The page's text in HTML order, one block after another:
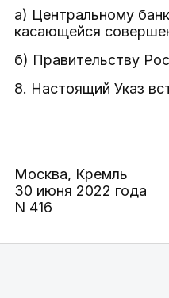
а) Центральному
касающейся
б) Правительству
8. Настоящий Указ
Москва, Кремль
30 июня 2022 года
N 416